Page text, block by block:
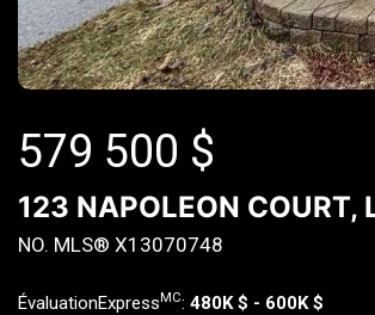
579 500 $
123 NAPOLEON
NO. MLS® X13070748
ÉvaluationExpress MC: 480K $ - 600K $